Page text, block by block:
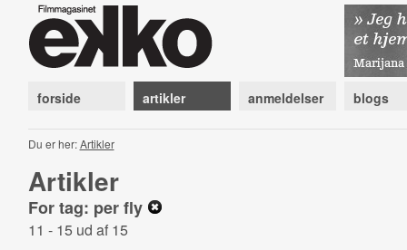
forside artikler anmeldelser blogs
Du er her:Artikler
Artikler
For tag: per fly
11 - 15 ud af 15